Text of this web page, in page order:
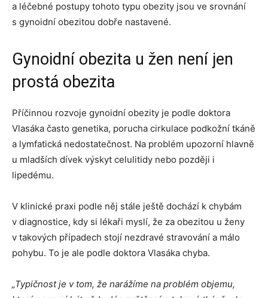
a léčebné postupy tohoto typu obezity jsou ve srovnání
s gynoidní obezitou dobře nastavené.
Gynoidní obezita u žen není jen
prostá obezita
Příčinnou rozvoje gynoidní obezity je podle doktora
Vlasáka často genetika, porucha cirkulace podkožní tkáně
a lymfatická nedostatečnost. Na problém upozorní hlavně
u mladších dívek výskyt celulitidy nebo později i
lipedému.
V klinické praxi podle něj stále ještě dochází k chybám
v diagnostice, kdy si lékaři myslí, že za obezitou u ženy
v takových případech stojí nezdravé stravování a málo
pohybu. To je ale podle doktora Vlasáka chyba.
„Typičnost je v tom, že narážíme na problém objemu,